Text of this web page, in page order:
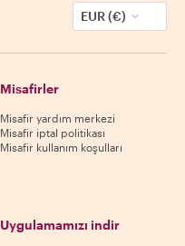
EUR (€)
Misafirler
Misafir yardım merkezi
Misafir iptal politikası
Misafir kullanım koşulları
Uygulamamızı indir